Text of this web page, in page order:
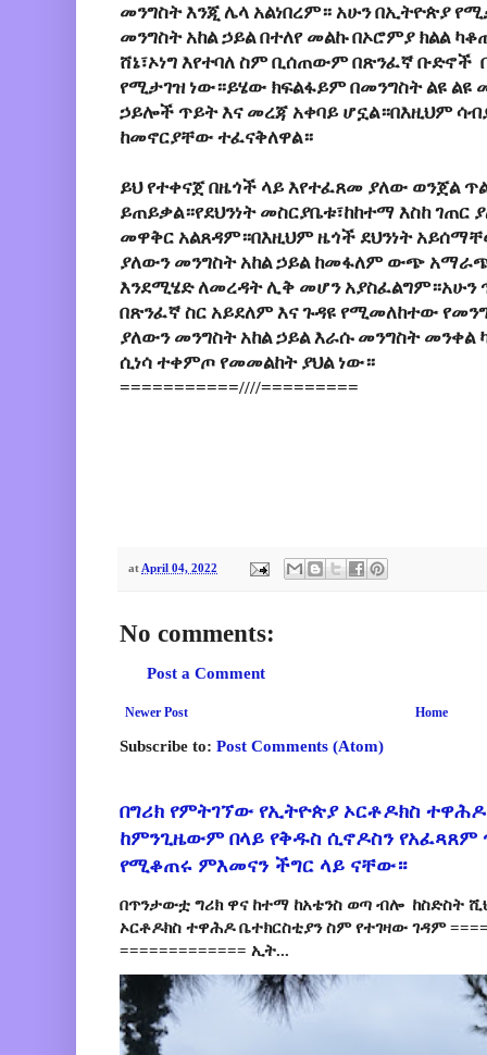
መንግስት እንጂ ሌላ አልነበረም። አሁን በኢትዮጵያ
መንግስት አከል ኃይል በተለየ መልኩ በኦሮምያ ክልል
ሸኔ፣ኦነግ እየተባለ ስም ቢሰጠውም በጽንፈኛ ቡድኖች
የሚታገዝ ነው።ይሄው ክፍልፋይም በመንግስት ልዩ ልዩ
ኃይሎች ጥይት እና መረጃ አቀባይ ሆኗል።በእዚህም
ከመኖርያቸው ተፈናቅለዋል።
ይህ የተቀናጀ በዜጎች ላይ እየተፈጸመ ያለው ወንጀል
ይጠይቃል።የደህንነት መስርያቤቱ፣ከከተማ እስከ ገጠር
መዋቅር አልጸዳም።በእዚህም ዜጎች ደህንነት
ያለውን መንግስት አከል ኃይል ከመፋለም ውጭ
እንደሚሄድ ለመረዳት ሊቅ መሆን አያስፈልግም።አሁን
በጽንፈኛ ስር አይደለም እና ጉዳዩ የሚመለከተው
ያለውን መንግስት አከል ኃይል እራሱ መንግስት መንቀል
ሲነሳ ተቀምጦ የመመልከት ያህል ነው።
===========////=========
at April 04, 2022
No comments:
Post a Comment
Newer Post Home
Subscribe to: Post Comments (Atom)
በግሪክ የምትገኘው የኢትዮጵያ ኦርቶዶክስ
ከምንጊዜውም በላይ የቅዱስ ሲኖዶስን የአፈጻጸም
የሚቆጠሩ ምእመናን ችግር ላይ ናቸው።
በጥንታውቷ ግሪክ ዋና ከተማ ከአቴንስ ወጣ ብሎ ከስድስት
ኦርቶዶክስ ተዋሕዶ ቤተክርስቲያን ስም የተገዛው ገዳም
============= ኢት...